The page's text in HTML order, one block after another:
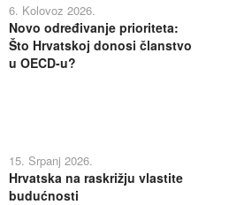
6. Kolovoz 2026.
Novo određivanje prioriteta:
Što Hrvatskoj donosi članstvo
u OECD-u?
15. Srpanj 2026.
Hrvatska na raskrižju vlastite
budućnosti